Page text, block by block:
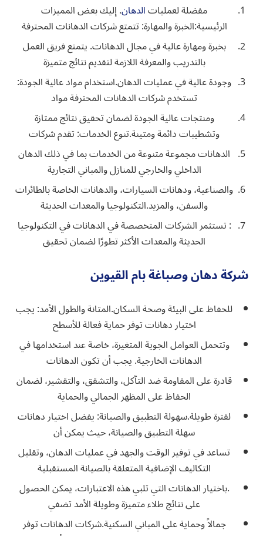
مفضلة لعملياتالدهان. إليك بعض المميزات
الرئيسية:الخبرة والمهارة: تتمتع شركات الدهانات المحترفة
بخبرة ومهارة عالية في مجال الدهانات. يتمتع فريق العمل
بالتدريب والمعرفة اللازمة لتقديم نتائج متميزة
وجودة عالية في عمليات الدهان.استخدام مواد عالية الجودة:
تستخدم شركات الدهانات المحترفة مواد
ومنتجات عالية الجودة لضمان تحقيق نتائج ممتازة
وتشطيبات دائمة ومتينة.تنوع الخدمات: تقدم شركات
الدهانات مجموعة متنوعة من الخدمات بما في ذلك الدهان
الداخلي والخارجي للمنازل والمباني التجارية
والصناعية، ودهانات السيارات، والدهانات الخاصة بالطائرات
والسفن، والمزيد.التكنولوجيا والمعدات الحديثة
: تستثمر الشركات المتخصصة في الدهانات في التكنولوجيا
الحديثة والمعدات الأكثر تطورًا لضمان تحقيق
شركة دهان وصباغة بام القيوين
للحفاظ على البيئة وصحة السكان.المتانة والطول الأمد: يجب
اختيار دهانات توفر حماية فعالة للأسطح
وتتحمل العوامل الجوية المتغيرة، خاصة عند استخدامها في
الدهانات الخارجية. يجب أن تكون الدهانات
قادرة على المقاومة ضد التآكل، والتشقق، والتقشير، لضمان
الحفاظ على المظهر الجمالي والحماية
لفترة طويلة.سهولة التطبيق والصيانة: يفضل اختيار دهانات
سهلة التطبيق والصيانة، حيث يمكن أن
تساعد في توفير الوقت والجهد في عمليات الدهان، وتقليل
التكاليف الإضافية المتعلقة بالصيانة المستقبلية
.باختيار الدهانات التي تلبي هذه الاعتبارات، يمكن الحصول
على نتائج طلاء متميزة وطويلة الأمد تضفي
جمالاً وحماية على المباني السكنية.شركات الدهانات توفر